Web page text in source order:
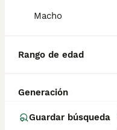
Macho
Rango de edad
Generación
Guardar búsqueda
habanero
¿Qué tienen
perros de